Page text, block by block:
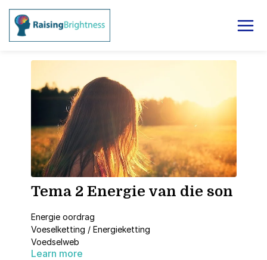
Tema 2 Energie van die son
Energie oordrag
Voeselketting / Energieketting
Voedselweb
Learn more